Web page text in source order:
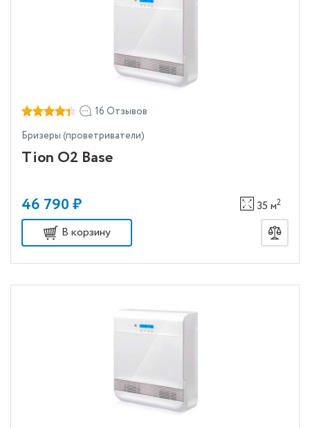
16 Отзывов
Бризеры (проветриватели)
Tion O2 Base
46 790 ₽ 35 м2
В корзину